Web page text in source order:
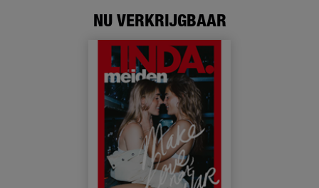
NU VERKRIJGBAAR